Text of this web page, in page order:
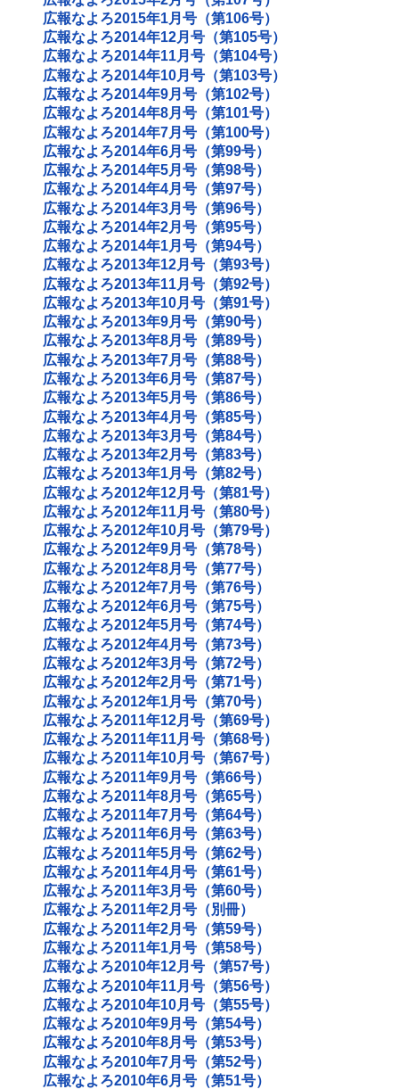
広報なよろ2015年1月号（第106号）
広報なよろ2014年12月号（第105号）
広報なよろ2014年11月号（第104号）
広報なよろ2014年10月号（第103号）
広報なよろ2014年9月号（第102号）
広報なよろ2014年8月号（第101号）
広報なよろ2014年7月号（第100号）
広報なよろ2014年6月号（第99号）
広報なよろ2014年5月号（第98号）
広報なよろ2014年4月号（第97号）
広報なよろ2014年3月号（第96号）
広報なよろ2014年2月号（第95号）
広報なよろ2014年1月号（第94号）
広報なよろ2013年12月号（第93号）
広報なよろ2013年11月号（第92号）
広報なよろ2013年10月号（第91号）
広報なよろ2013年9月号（第90号）
広報なよろ2013年8月号（第89号）
広報なよろ2013年7月号（第88号）
広報なよろ2013年6月号（第87号）
広報なよろ2013年5月号（第86号）
広報なよろ2013年4月号（第85号）
広報なよろ2013年3月号（第84号）
広報なよろ2013年2月号（第83号）
広報なよろ2013年1月号（第82号）
広報なよろ2012年12月号（第81号）
広報なよろ2012年11月号（第80号）
広報なよろ2012年10月号（第79号）
広報なよろ2012年9月号（第78号）
広報なよろ2012年8月号（第77号）
広報なよろ2012年7月号（第76号）
広報なよろ2012年6月号（第75号）
広報なよろ2012年5月号（第74号）
広報なよろ2012年4月号（第73号）
広報なよろ2012年3月号（第72号）
広報なよろ2012年2月号（第71号）
広報なよろ2012年1月号（第70号）
広報なよろ2011年12月号（第69号）
広報なよろ2011年11月号（第68号）
広報なよろ2011年10月号（第67号）
広報なよろ2011年9月号（第66号）
広報なよろ2011年8月号（第65号）
広報なよろ2011年7月号（第64号）
広報なよろ2011年6月号（第63号）
広報なよろ2011年5月号（第62号）
広報なよろ2011年4月号（第61号）
広報なよろ2011年3月号（第60号）
広報なよろ2011年2月号（別冊）
広報なよろ2011年2月号（第59号）
広報なよろ2011年1月号（第58号）
広報なよろ2010年12月号（第57号）
広報なよろ2010年11月号（第56号）
広報なよろ2010年10月号（第55号）
広報なよろ2010年9月号（第54号）
広報なよろ2010年8月号（第53号）
広報なよろ2010年7月号（第52号）
広報なよろ2010年6月号（第51号）